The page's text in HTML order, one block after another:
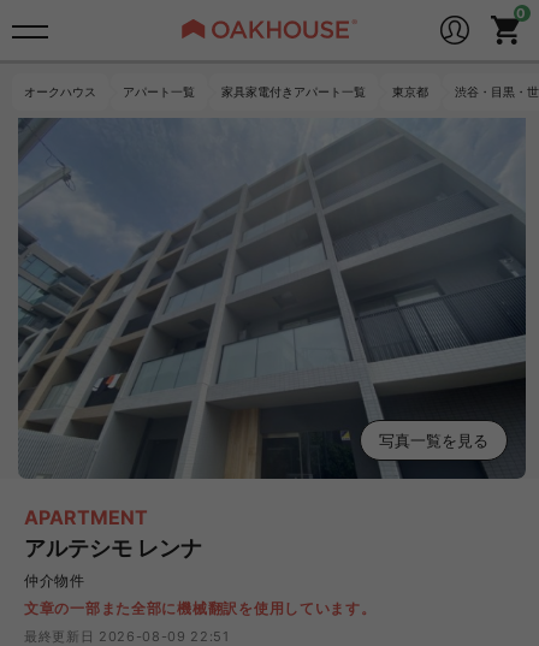
オークハウス アパート一覧 家具家電付きアパート一覧 東京都 渋谷・目黒・
写真一覧を見る
APARTMENT
アルテシモ レンナ
仲介物件
文章の一部また全部に機械翻訳を使用しています。
最終更新日 2026-08-09 22:51